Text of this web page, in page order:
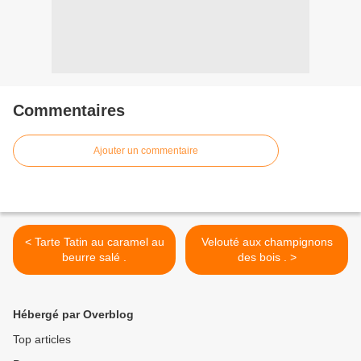
Commentaires
Ajouter un commentaire
< Tarte Tatin au caramel au
beurre salé .
Velouté aux champignons
des bois . >
Hébergé par Overblog
Top articles